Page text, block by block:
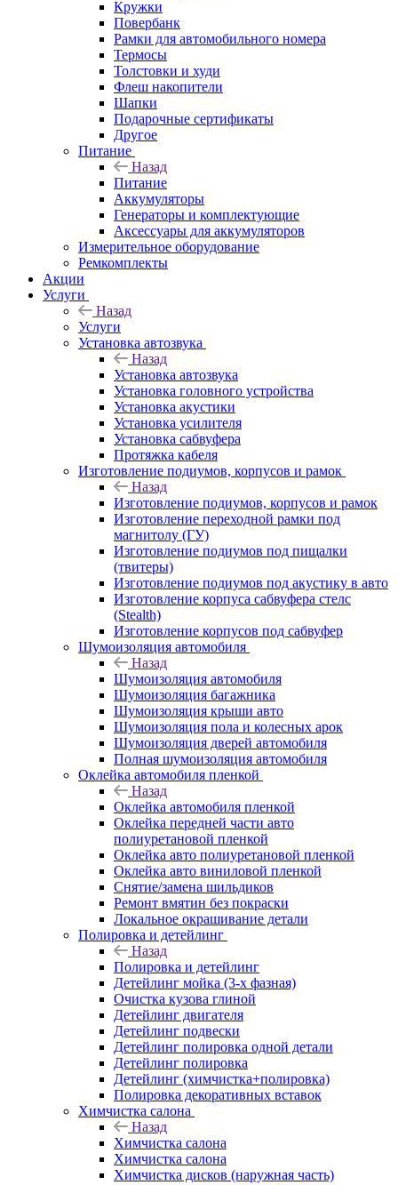
Кружки
Повербанк
Рамки для автомобильного номера
Термосы
Толстовки и худи
Флеш накопители
Шапки
Подарочные сертификаты
Другое
Питание
Назад
Питание
Аккумуляторы
Генераторы и комплектующие
Аксессуары для аккумуляторов
Измерительное оборудование
Ремкомплекты
Акции
Услуги
Назад
Услуги
Установка автозвука
Назад
Установка автозвука
Установка головного устройства
Установка акустики
Установка усилителя
Установка сабвуфера
Протяжка кабеля
Изготовление подиумов, корпусов и рамок
Назад
Изготовление подиумов, корпусов и рамок
Изготовление переходной рамки под
магнитолу (ГУ)
Изготовление подиумов под пищалки
(твитеры)
Изготовление подиумов под акустику в авто
Изготовление корпуса сабвуфера стелс
(Stealth)
Изготовление корпусов под сабвуфер
Шумоизоляция автомобиля
Назад
Шумоизоляция автомобиля
Шумоизоляция багажника
Шумоизоляция крыши авто
Шумоизоляция пола и колесных арок
Шумоизоляция дверей автомобиля
Полная шумоизоляция автомобиля
Оклейка автомобиля пленкой
Назад
Оклейка автомобиля пленкой
Оклейка передней части авто
полиуретановой пленкой
Оклейка авто полиуретановой пленкой
Оклейка авто виниловой пленкой
Снятие/замена шильдиков
Ремонт вмятин без покраски
Локальное окрашивание детали
Полировка и детейлинг
Назад
Полировка и детейлинг
Детейлинг мойка (3-х фазная)
Очистка кузова глиной
Детейлинг двигателя
Детейлинг подвески
Детейлинг полировка одной детали
Детейлинг полировка
Детейлинг (химчистка+полировка)
Полировка декоративных вставок
Химчистка салона
Назад
Химчистка салона
Химчистка салона
Химчистка дисков (наружная часть)